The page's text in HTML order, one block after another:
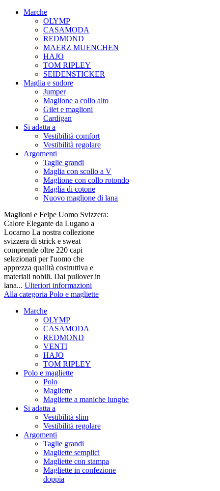
Marche
OLYMP
CASAMODA
REDMOND
MAERZ MUENCHEN
HAJO
TOM RIPLEY
SEIDENSTICKER
Maglia e sudore
Jumper
Maglione a collo alto
Gilet e maglioni
Cardigan
Si adatta a
Vestibilità comfort
Vestibilità regolare
Argomenti
Taglie grandi
Maglia con scollo a V
Maglione con collo rotondo
Maglia di cotone
Nuovo maglione di lana
Maglioni e Felpe Uomo Svizzera:
Calore Elegante da Lugano a
Locarno La nostra collezione
svizzera di strick e sweat
comprende oltre 220 capi
selezionati per l'uomo che
apprezza qualità costruttiva e
materiali nobili. Dal pullover in
lana... Ulteriori informazioni
Alla categoria Polo e magliette
Marche
OLYMP
CASAMODA
REDMOND
VENTI
HAJO
TOM RIPLEY
Polo e magliette
Polo
Magliette
Magliette a maniche lunghe
Si adatta a
Vestibilità slim
Vestibilità regolare
Argomenti
Taglie grandi
Magliette semplici
Magliette con stampa
Magliette in confezione
doppia